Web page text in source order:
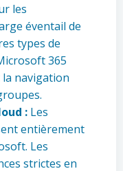
les
éventail de
types de
365
navigation
: Les
entièrement
Les
strictes en